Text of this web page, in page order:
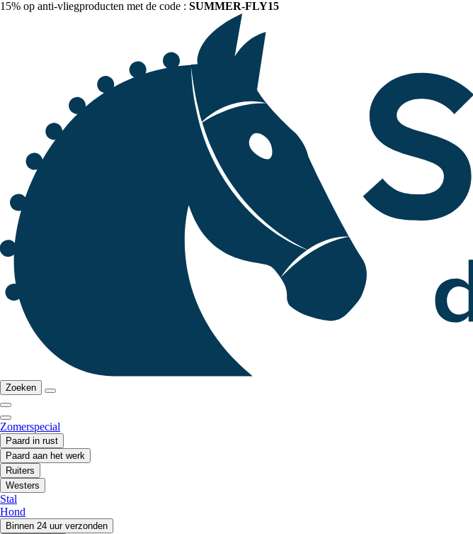
15% op anti-vliegproducten met de code : SUMMER-FLY15
Zoeken
Zomerspecial
Paard in rust
Paard aan het werk
Ruiters
Westers
Stal
Hond
Binnen 24 uur verzonden